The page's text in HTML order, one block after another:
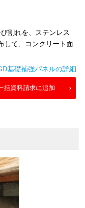
割れを、ステンレス
して、コンクリート面
基礎補強パネルの詳細
括資料請求に追加